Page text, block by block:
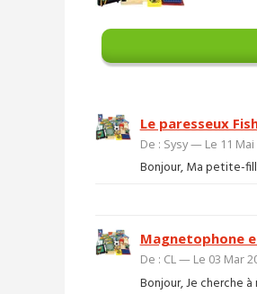
Le paresseux
De : Sysy — Le 11
Bonjour, Ma petite-
Magnetophone
De : CL — Le 03 Mar
Bonjour, Je cherche